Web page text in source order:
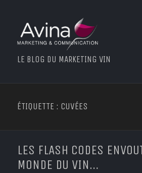
LE BLOG DU MARKETING VIN
ÉTIQUETTE : CUVÉES
LES FLASH CODES
MONDE DU VIN…